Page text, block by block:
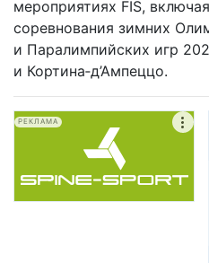
мероприятиях FIS,
соревнования зимних
и Паралимпийских игр
и Кортина‑д’Ампеццо.
РЕКЛАМА